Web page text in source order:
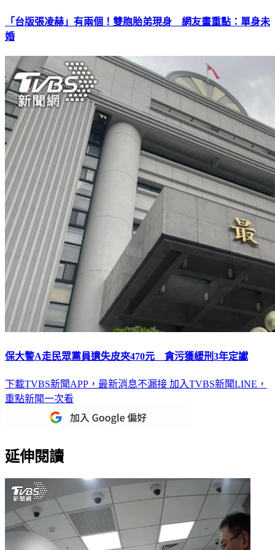
「台版張凌赫」有兩個！雙胞胎弟現身 網友畫重點：單身未
婚
保大警A走民眾黨員遺失皮夾470元 貪污獲緩刑3年定讞
下載TVBS新聞APP，最新消息不漏接 加入TVBS新聞LINE，
重點新聞一次看
延伸閱讀